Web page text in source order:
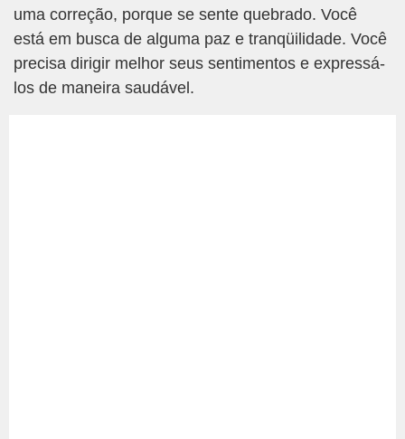
uma correção, porque se sente quebrado. Você
está em busca de alguma paz e tranqüilidade. Você
precisa dirigir melhor seus sentimentos e expressá-
los de maneira saudável.